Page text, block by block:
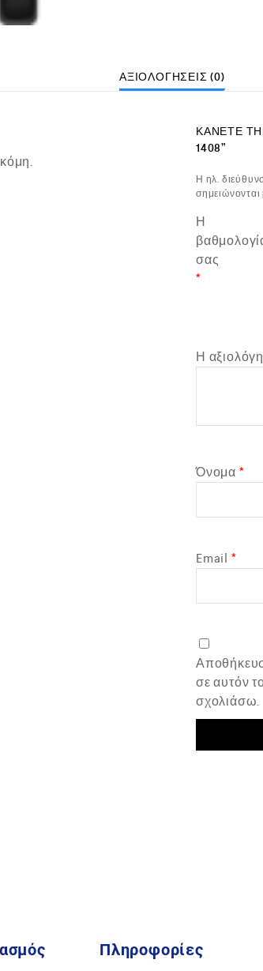
ΑΞΙΟΛΟΓΉΣΕΙΣ (0)
ΚΆΝΕΤΕ
1408”
Η ηλ.
σημειώνονται
Η
σας
*
Η
Όνομα *
Email *
σε αυτόν
σχολιάσω.
Πληροφορίες